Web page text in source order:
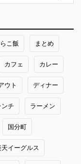
こ飯 まとめ
カフェ カレー
ウト ディナー
ンチ ラーメン
国分町
天イーグルス